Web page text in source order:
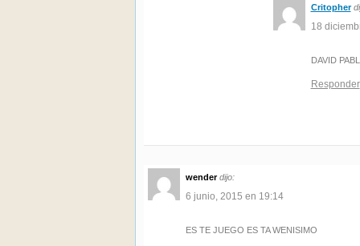
Critopher
18
DAVID
Responder
wender dijo:
6 junio, 2015 en 19:14
ES TE JUEGO ES TA WENISIMO